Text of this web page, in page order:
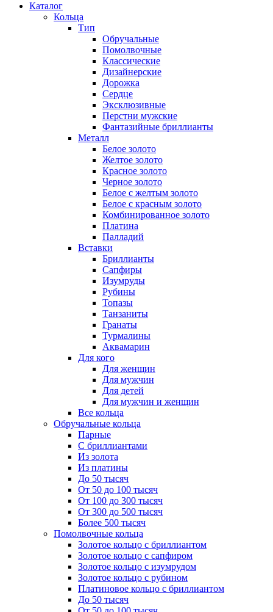
Каталог
Кольца
Тип
Обручальные
Помолвочные
Классические
Дизайнерские
Дорожка
Сердце
Эксклюзивные
Перстни мужские
Фантазийные бриллианты
Металл
Белое золото
Желтое золото
Красное золото
Черное золото
Белое с желтым золото
Белое с красным золото
Комбинированное золото
Платина
Палладий
Вставки
Бриллианты
Сапфиры
Изумруды
Рубины
Топазы
Танзаниты
Гранаты
Турмалины
Аквамарин
Для кого
Для женщин
Для мужчин
Для детей
Для мужчин и женщин
Все кольца
Обручальные кольца
Парные
С бриллиантами
Из золота
Из платины
До 50 тысяч
От 50 до 100 тысяч
От 100 до 300 тысяч
От 300 до 500 тысяч
Более 500 тысяч
Помолвочные кольца
Золотое кольцо с бриллиантом
Золотое кольцо с сапфиром
Золотое кольцо с изумрудом
Золотое кольцо с рубином
Платиновое кольцо с бриллиантом
До 50 тысяч